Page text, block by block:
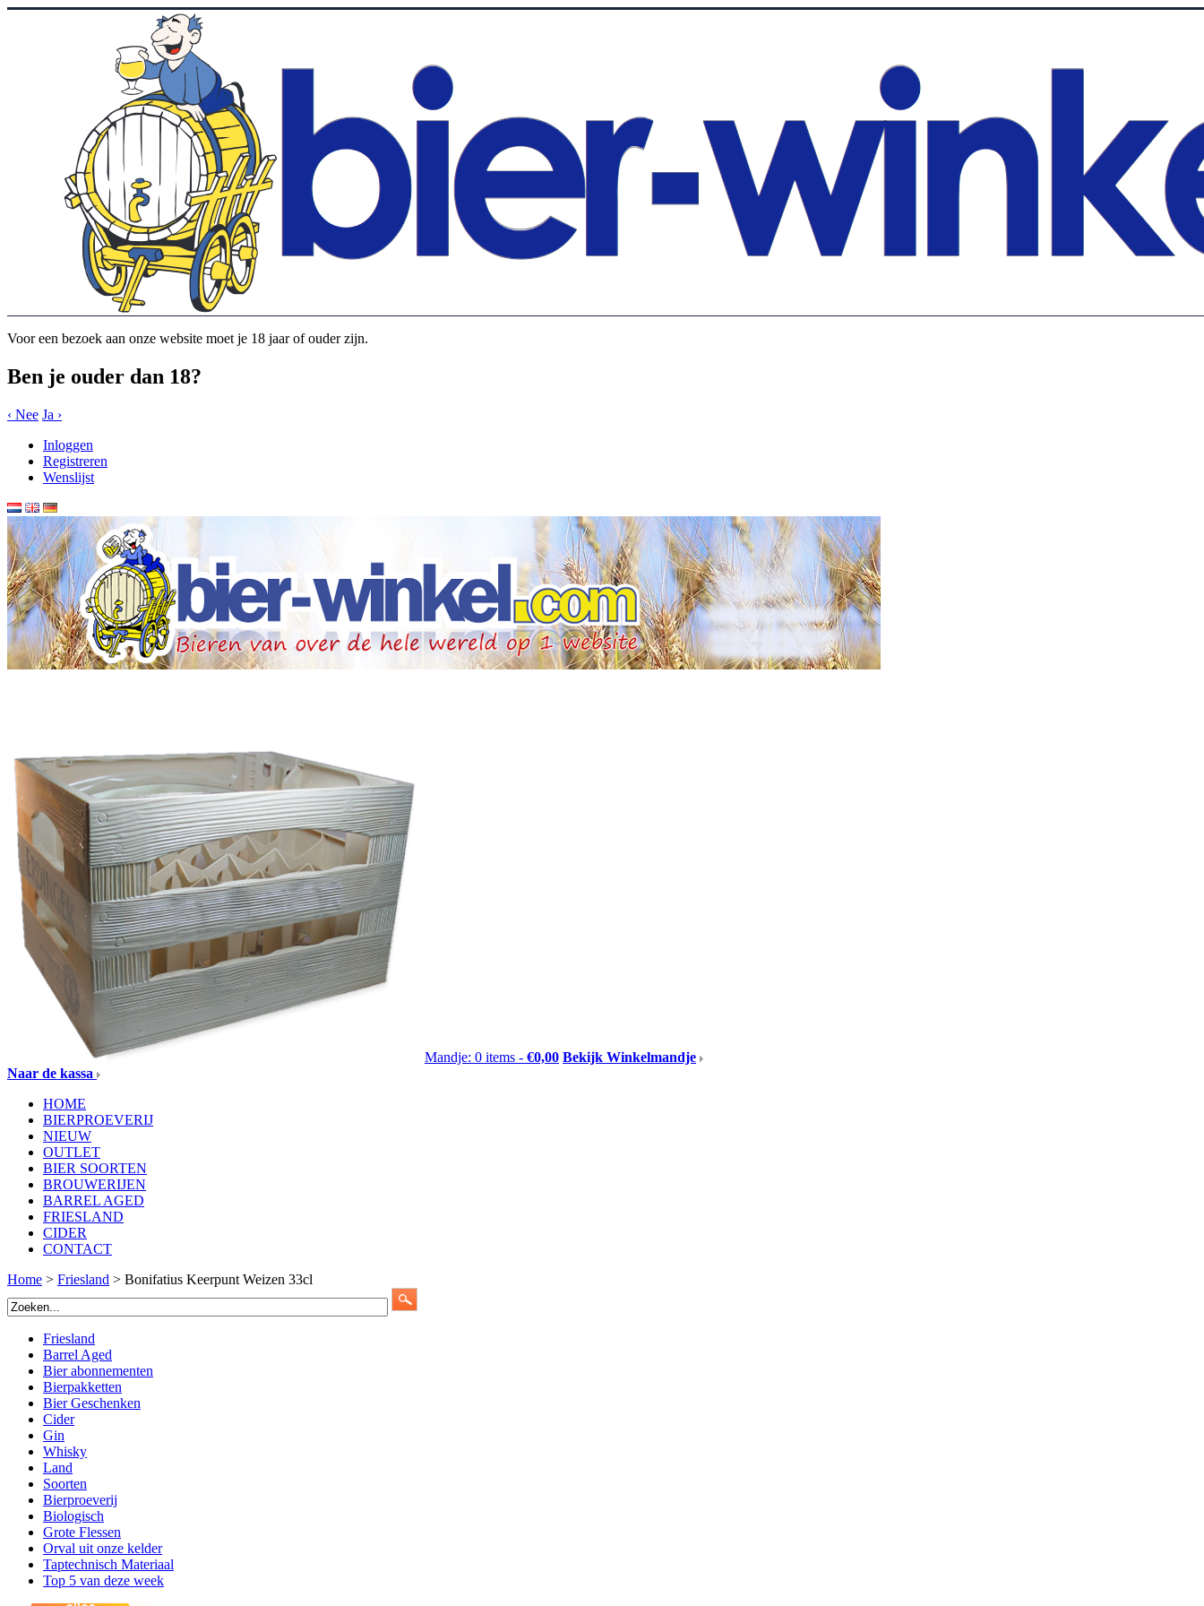
Voor een bezoek aan onze website moet je 18 jaar of ouder zijn.
Ben je ouder dan 18?
‹ Nee Ja ›
Inloggen
Registreren
Wenslijst
Mandje: 0 items - €0,00 Bekijk Winkelmandje
Naar de kassa
HOME
BIERPROEVERIJ
NIEUW
OUTLET
BIER SOORTEN
BROUWERIJEN
BARREL AGED
FRIESLAND
CIDER
CONTACT
Home > Friesland > Bonifatius Keerpunt Weizen 33cl
Friesland
Barrel Aged
Bier abonnementen
Bierpakketten
Bier Geschenken
Cider
Gin
Whisky
Land
Soorten
Bierproeverij
Biologisch
Grote Flessen
Orval uit onze kelder
Taptechnisch Materiaal
Top 5 van deze week